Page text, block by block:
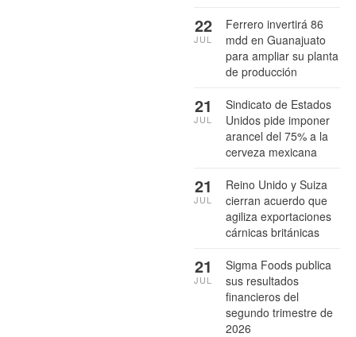
Ferrero invertirá 86
mdd en Guanajuato
para ampliar su planta
de producción
22
JUL
Sindicato de Estados
Unidos pide imponer
arancel del 75% a la
cerveza mexicana
21
JUL
Reino Unido y Suiza
cierran acuerdo que
agiliza exportaciones
cárnicas británicas
21
JUL
Sigma Foods publica
sus resultados
financieros del
segundo trimestre de
2026
21
JUL